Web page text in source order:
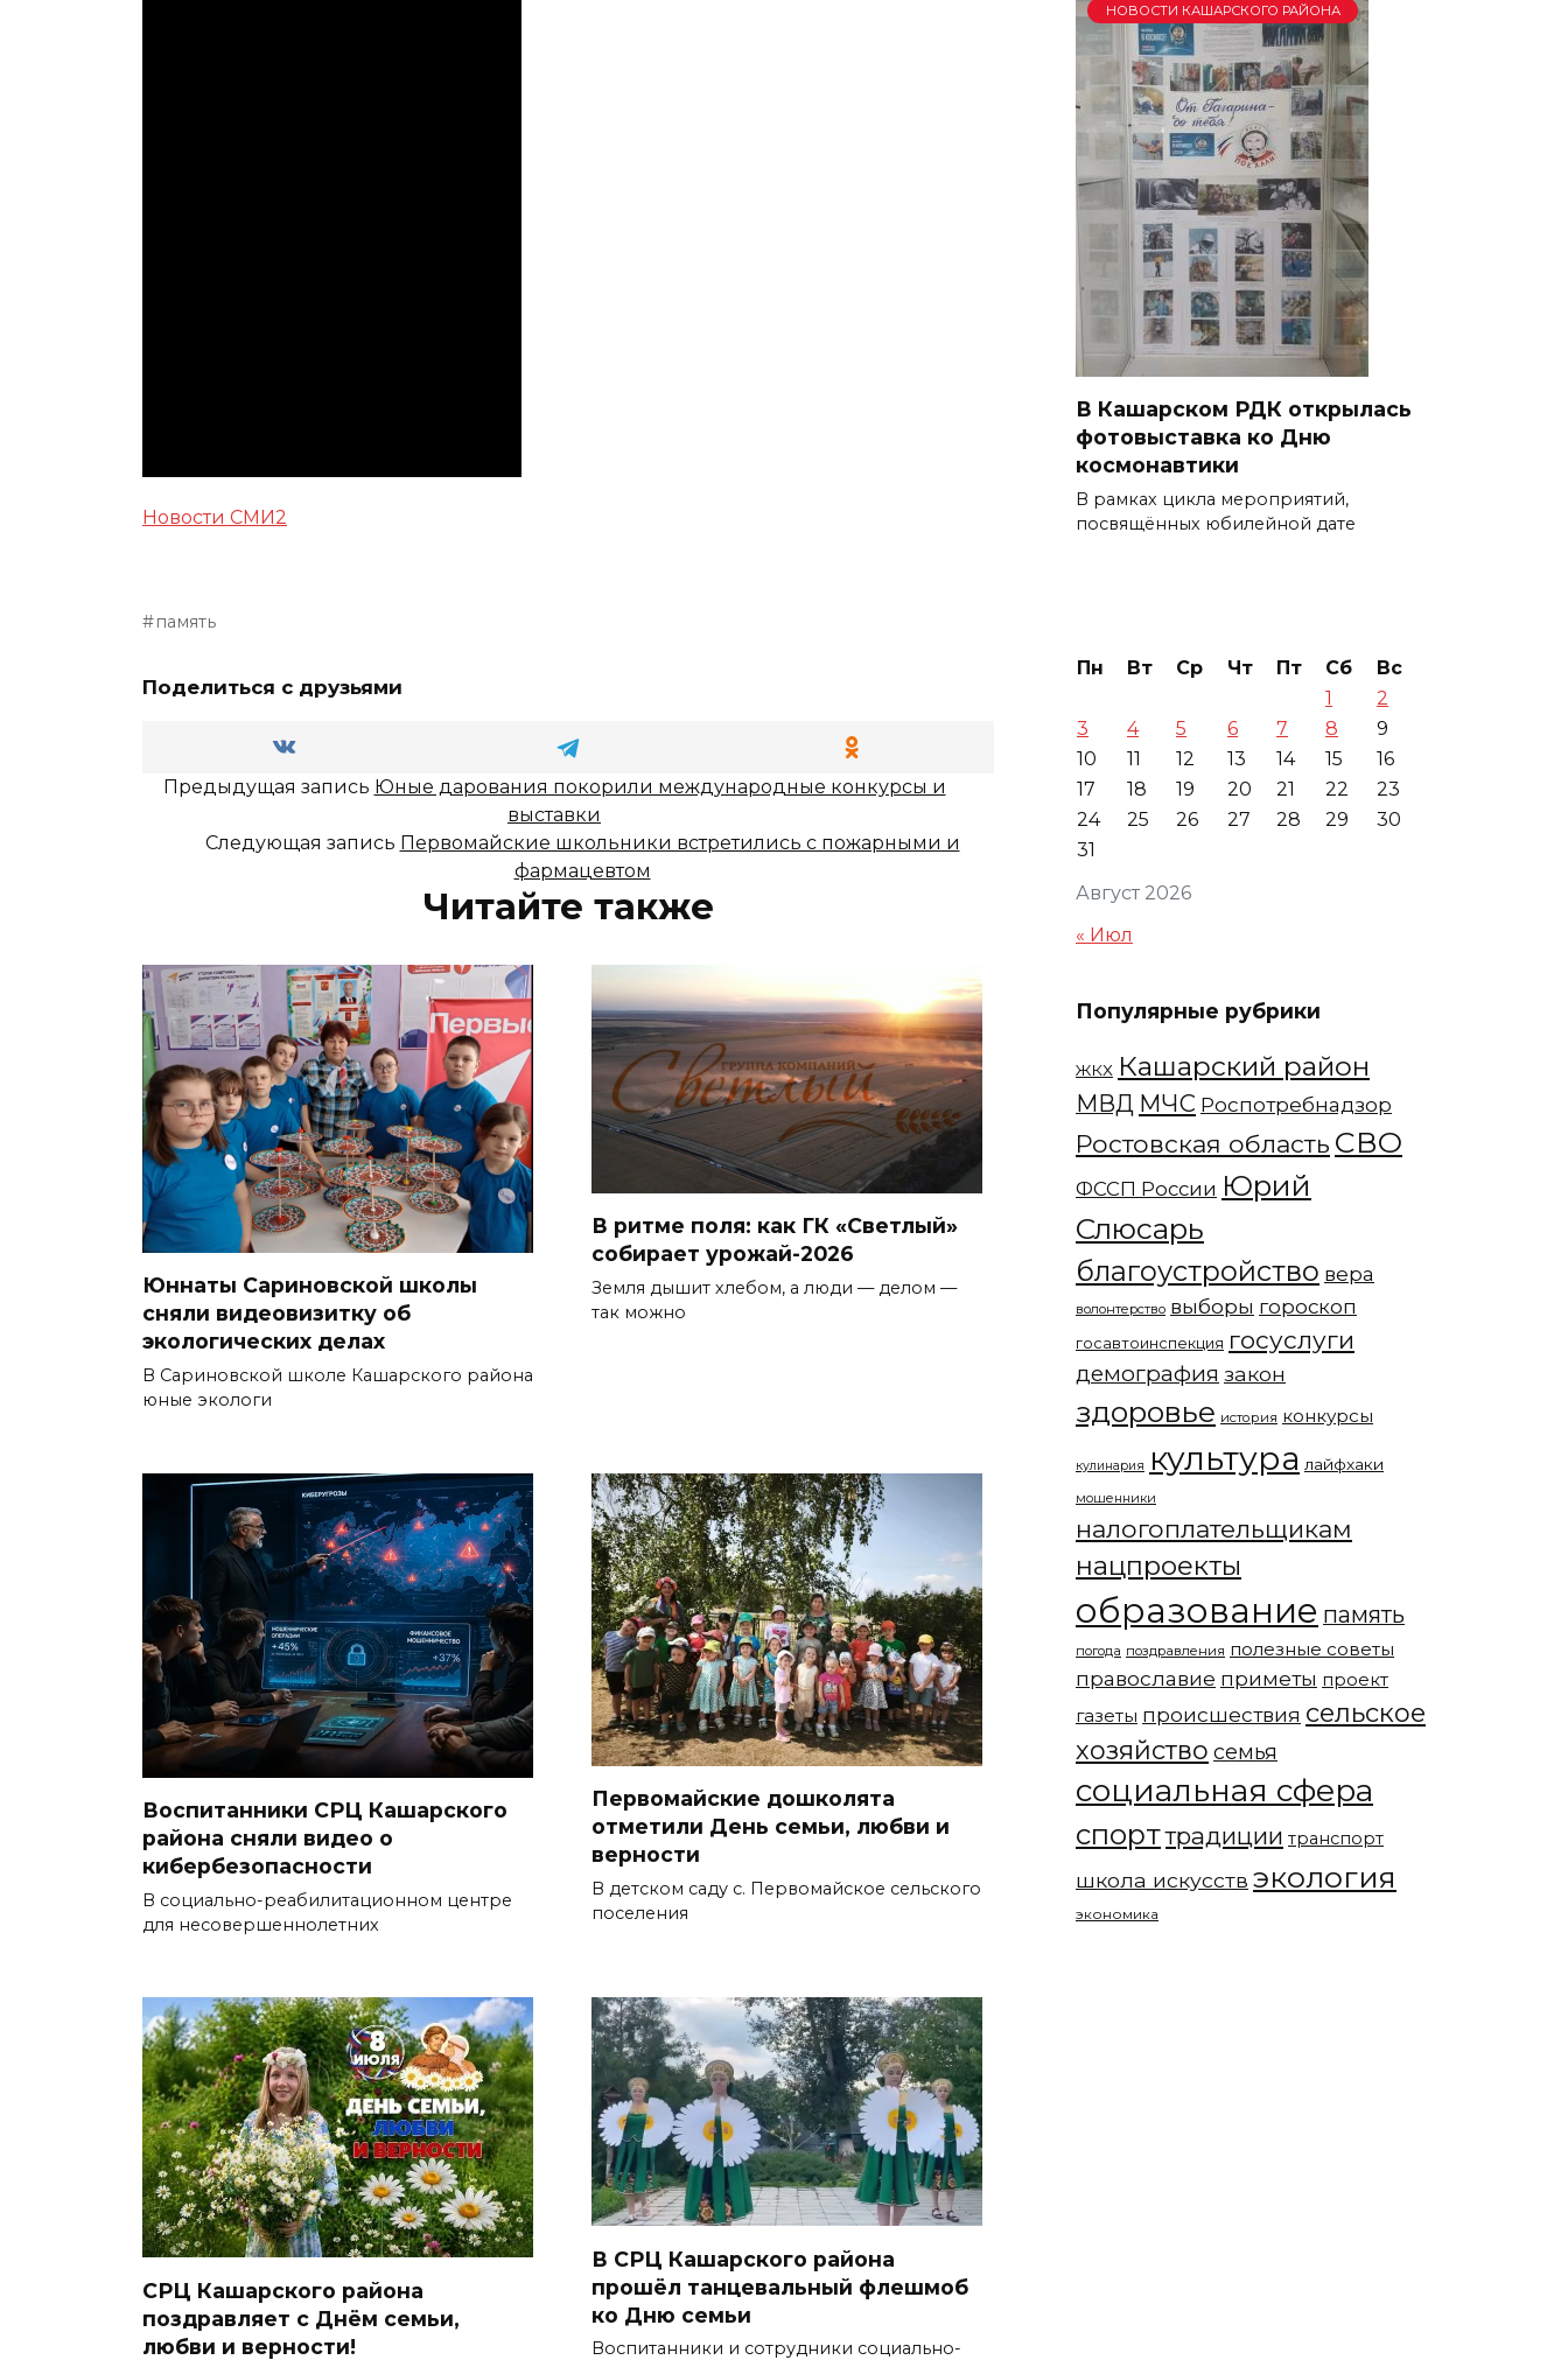
Новости СМИ2
память
Поделиться с друзьями
Предыдущая запись Юные дарования покорили международные конкурсы и
выставки
Следующая запись Первомайские школьники встретились с пожарными и
фармацевтом
Читайте также
Юннаты Сариновской школы
сняли видеовизитку об
экологических делах
В Сариновской школе Кашарского района
юные экологи
В ритме поля: как ГК «Светлый»
собирает урожай-2026
Земля дышит хлебом, а люди — делом —
так можно
Воспитанники СРЦ Кашарского
района сняли видео о
кибербезопасности
В социально-реабилитационном центре
для несовершеннолетних
Первомайские дошколята
отметили День семьи, любви и
верности
В детском саду с. Первомайское сельского
поселения
СРЦ Кашарского района
поздравляет с Днём семьи,
любви и верности!
В СРЦ Кашарского района
прошёл танцевальный флешмоб
ко Дню семьи
Воспитанники и сотрудники социально-
НОВОСТИ КАШАРСКОГО РАЙОНА
В Кашарском РДК открылась
фотовыставка ко Дню
космонавтики
В рамках цикла мероприятий,
посвящённых юбилейной дате
Август 2026
Пн Вт Ср Чт Пт Сб
Вс
1
2
3
4 5 6 7 8
9
10
11 12 13 14 15
16
17
18 19 20 21 22
23
24
25 26 27 28 29
30
31
« Июл
Популярные рубрики
ЖКХ Кашарский район
МВД МЧС Роспотребнадзор
Ростовская область СВО
ФССП России Юрий
Слюсарь
благоустройство вера
волонтерство выборы гороскоп
госавтоинспекция госуслуги
демография закон
здоровье история конкурсы
кулинария культура лайфхаки
мошенники
налогоплательщикам
нацпроекты
образование память
погода поздравления полезные советы
православие приметы проект
газеты происшествия сельское
хозяйство семья
социальная сфера
спорттрадиции транспорт
школа искусств экология
экономика